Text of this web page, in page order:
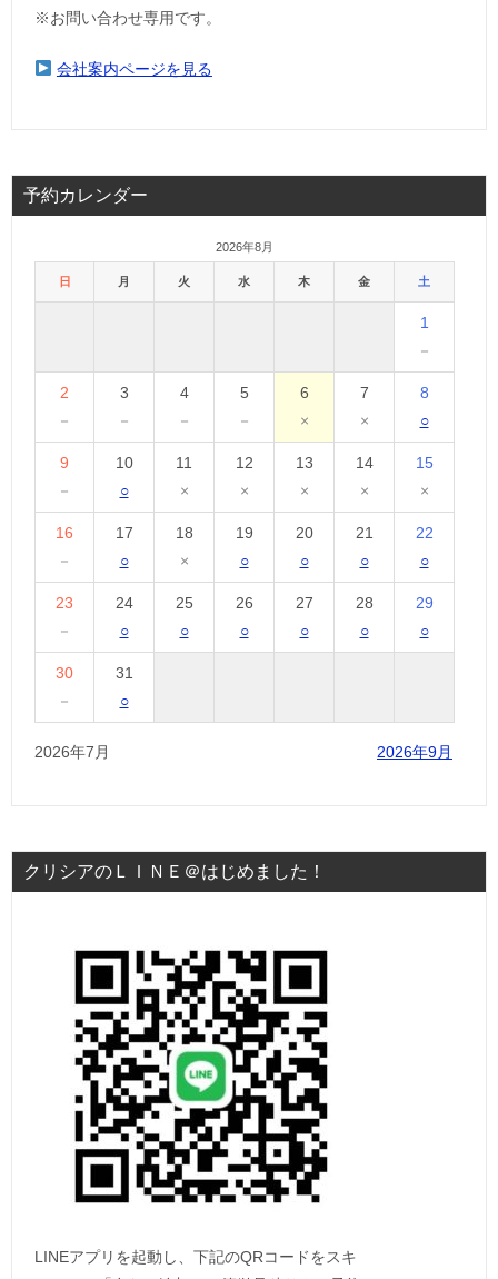
※お問い合わせ専用です。
会社案内ページを見る
予約カレンダー
2026年8月
日 月 火 水 木 金 土
1
－
2
－
3
－
4
－
5
－
6
×
7
×
8
○
9
－
10
○
11
×
12
×
13
×
14
×
15
×
16
－
17
○
18
×
19
○
20
○
21
○
22
○
23
－
24
○
25
○
26
○
27
○
28
○
29
○
30
－
31
○
2026年7月 2026年9月
クリシアのＬＩＮＥ＠はじめました！
LINEアプリを起動し、下記のQRコードをスキ